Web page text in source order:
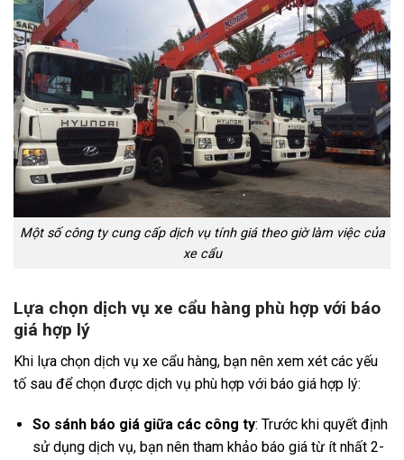
Một số công ty cung cấp dịch vụ tính giá theo giờ làm việc của
xe cẩu
Lựa chọn dịch vụ xe cẩu hàng phù hợp với báo
giá hợp lý
Khi lựa chọn dịch vụ xe cẩu hàng, bạn nên xem xét các yếu
tố sau để chọn được dịch vụ phù hợp với báo giá hợp lý:
So sánh báo giá giữa các công ty: Trước khi quyết định
sử dụng dịch vụ, bạn nên tham khảo báo giá từ ít nhất 2-